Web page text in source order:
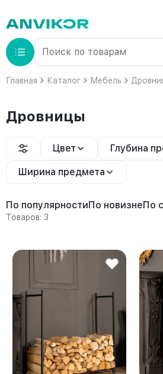
Главная Каталог Мебель
Дровницы
Цвет Глубина
Ширина предмета
По популярностиПо новизнеПо
Товаров: 3